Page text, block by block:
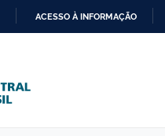
ACESSO À INFORMAÇÃO